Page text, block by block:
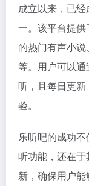
成立以来，已
一。该平台提
的热门有声小
等。用户可以
听，且每日更
验。
乐听吧的成功
听功能，还在
新，确保用户